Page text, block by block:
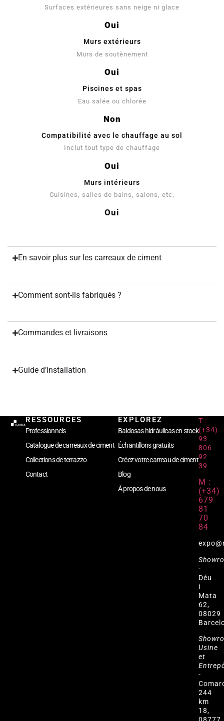
Surfaces extérieures sans neige ni glace
Oui
Murs extérieurs
Murs de soutènement
Oui
Piscines et spas
Eau salée ou chlorée
Non
Compatibilité avec le chauffage au sol
Inclut tout type de chauffage
Oui
Murs intérieurs
Cuisines, salles de bains, salons, etc.
Oui
En savoir plus sur les carreaux de ciment
Comment sont-ils fabriqués ?
Commandes et livraisons
Guide d’installation
RESSOURCES
Professionnels
Catalogue de carreaux de ciment
Collections de terrazzo
Contact
EXPLOREZ
Baldosas hidráulicas en stock
Échantillons gratuits
Créez votre carreau de ciment
Blog
À propos de nous
T :
(+34)
93
806
92
39
M :
(+34)
679
81
70
84
-
Déu
i
Mata
62,
08029
Usine
et
-
244
km
18,